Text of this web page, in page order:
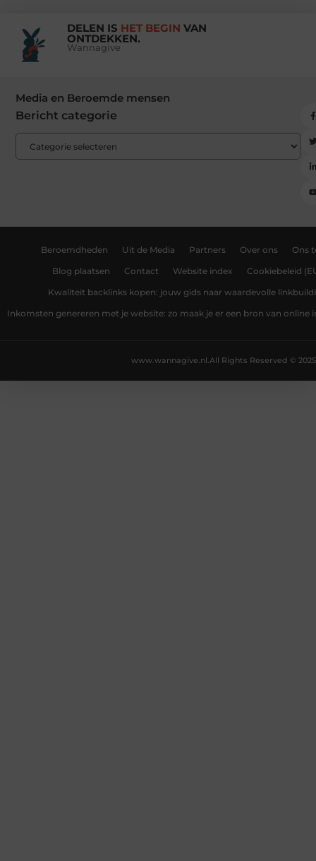
DELEN IS HET BEGIN VAN
ONTDEKKEN.
Wannagive
Media en Beroemde mensen
Bericht categorie
Beroemdheden Uit de Media Partners Over ons Ons
Blog plaatsen Contact Website index Cookiebeleid
Kwaliteit backlinks kopen: jouw gids naar waardevolle
Inkomsten genereren met je website: zo maak je er een bron van online
All Rights Reserved © 2025
www.wannagive.nl.